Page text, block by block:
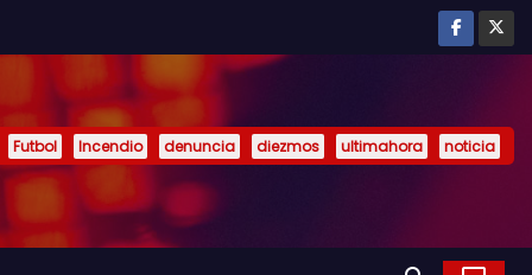
Futbol Incendio denuncia diezmos ultimahora noticia